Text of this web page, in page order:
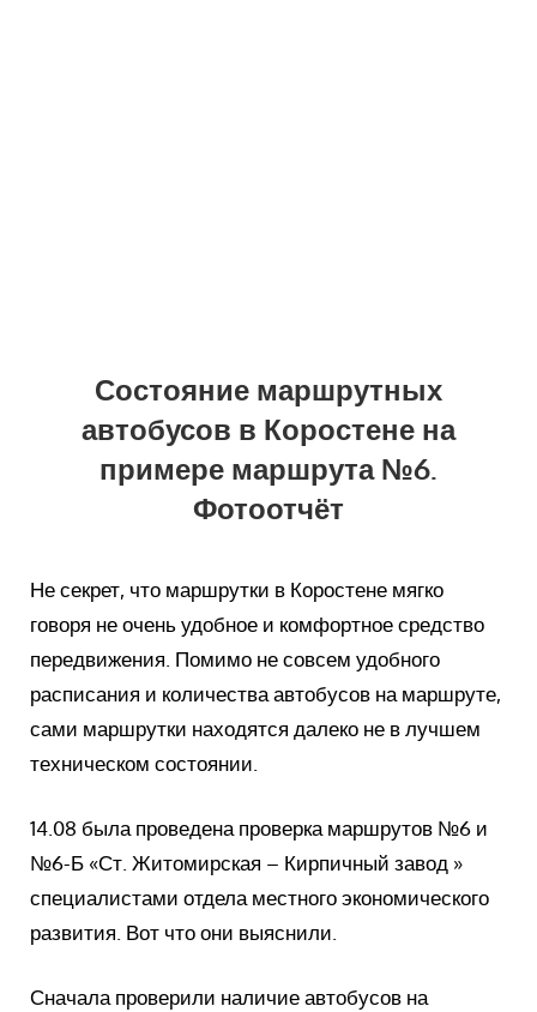
Состояние маршрутных
автобусов в Коростене на
примере маршрута №6.
Фотоотчёт
Не секрет, что маршрутки в Коростене мягко
говоря не очень удобное и комфортное средство
передвижения. Помимо не совсем удобного
расписания и количества автобусов на маршруте,
сами маршрутки находятся далеко не в лучшем
техническом состоянии.
14.08 была проведена проверка маршрутов №6 и
№6-Б «Ст. Житомирская – Кирпичный завод »
специалистами отдела местного экономического
развития. Вот что они выяснили.
Сначала проверили наличие автобусов на